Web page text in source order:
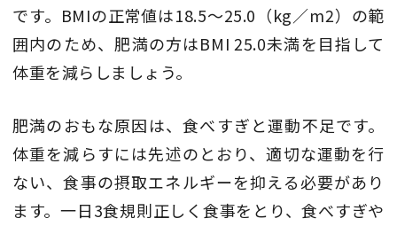
です。BMIの正常値は18.5～25.0（kg／m2）の範
囲内のため、肥満の方はBMI 25.0未満を目指して
体重を減らしましょう。
肥満のおもな原因は、食べすぎと運動不足です。
体重を減らすには先述のとおり、適切な運動を行
ない、食事の摂取エネルギーを抑える必要があり
ます。一日3食規則正しく食事をとり、食べすぎや